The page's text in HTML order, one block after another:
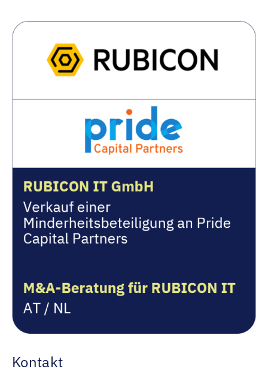
Kontakt